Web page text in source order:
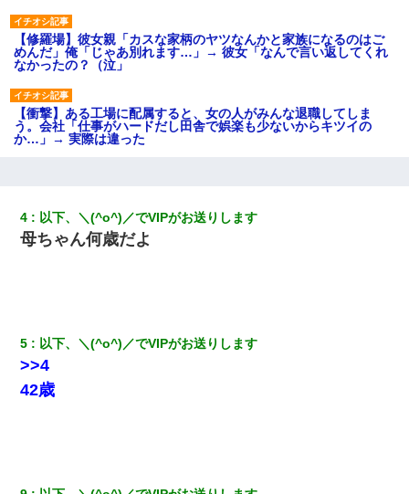
【修羅場】彼女親「カスな家柄のヤツなんかと家族になるのはご
めんだ」俺「じゃあ別れます…」→ 彼女「なんで言い返してくれ
なかったの？（泣」
【衝撃】ある工場に配属すると、女の人がみんな退職してしま
う。会社「仕事がハードだし田舎で娯楽も少ないからキツイの
か…」→ 実際は違った
て近寄ったら女の子がおっさんの下敷きになってた
ナンパにほいほい付いていった私、地獄に落ちる
近所のお寺に住み込みで手伝いしてる知的障害のオッサンがい
た。ある日、オッサンが火かき棒を持って顔を真っ赤にしながら
4 以下、＼(^o^)／でVIPがお送りします
母ちゃん何歳だよ
5 以下、＼(^o^)／でVIPがお送りします
>>4
42歳